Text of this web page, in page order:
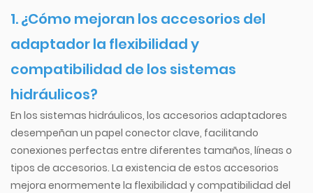
1. ¿Cómo mejoran los accesorios del
adaptador la flexibilidad y
compatibilidad de los sistemas
hidráulicos?
En los sistemas hidráulicos, los accesorios adaptadores
desempeñan un papel conector clave, facilitando
conexiones perfectas entre diferentes tamaños, líneas o
tipos de accesorios. La existencia de estos accesorios
mejora enormemente la flexibilidad y compatibilidad del